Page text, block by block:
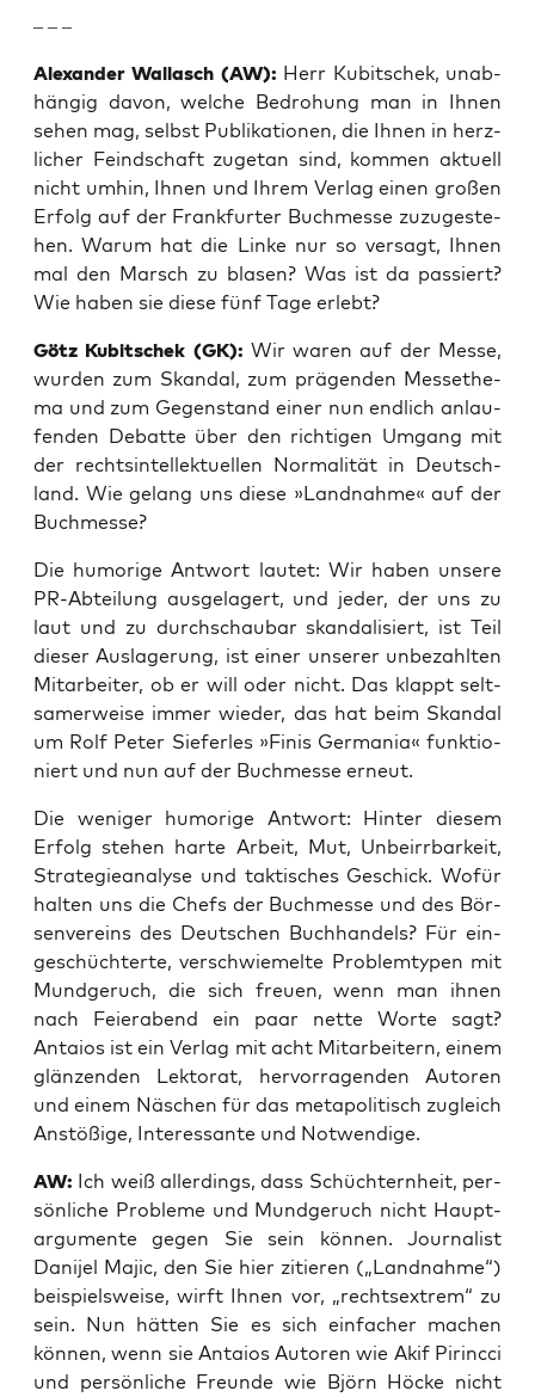
– – –
Alex­an­der Wal­l­asch (AW): Herr Kubit­schek, unab­
hän­gig davon, wel­che Bedro­hung man in Ihnen
sehen mag, selbst Publi­ka­tio­nen, die Ihnen in herz­
li­cher Feind­schaft zuge­tan sind, kom­men aktu­ell
nicht umhin, Ihnen und Ihrem Ver­lag einen gro­ßen
Erfolg auf der Frank­fur­ter Buch­mes­se zuzu­ge­ste­
hen. War­um hat die Lin­ke nur so ver­sagt, Ihnen
mal den Marsch zu bla­sen? Was ist da pas­siert?
Wie haben sie die­se fünf Tage erlebt?
Götz Kubit­schek (GK): Wir waren auf der Mes­se,
wur­den zum Skan­dal, zum prä­gen­den Mes­se­the­
ma und zum Gegen­stand einer nun end­lich anlau­
fen­den Debat­te über den rich­ti­gen Umgang mit
der rechts­in­tel­lek­tu­el­len Nor­ma­li­tät in Deutsch­
land. Wie gelang uns die­se »Land­nah­me« auf der
Buchmesse?
Die humo­ri­ge Ant­wort lau­tet: Wir haben unse­re
PR-Abtei­lung aus­ge­la­gert, und jeder, der uns zu
laut und zu durch­schau­bar skan­da­li­siert, ist Teil
die­ser Aus­la­ge­rung, ist einer unse­rer unbe­zahl­ten
Mit­ar­bei­ter, ob er will oder nicht. Das klappt selt­
sa­mer­wei­se immer wie­der, das hat beim Skan­dal
um Rolf Peter Sie­fer­les »Finis Ger­ma­nia« funk­tio­
niert und nun auf der Buch­mes­se erneut.
Die weni­ger humo­ri­ge Ant­wort: Hin­ter die­sem
Erfolg ste­hen har­te Arbeit, Mut, Unbe­irr­bar­keit,
Stra­te­gie­ana­ly­se und tak­ti­sches Geschick. Wofür
hal­ten uns die Chefs der Buch­mes­se und des Bör­
sen­ver­eins des Deut­schen Buch­han­dels? Für ein­
ge­schüch­ter­te, ver­schwie­mel­te Pro­blem­ty­pen mit
Mund­ge­ruch, die sich freu­en, wenn man ihnen
nach Fei­er­abend ein paar net­te Wor­te sagt?
Antai­os ist ein Ver­lag mit acht Mit­ar­bei­tern, einem
glän­zen­den Lek­to­rat, her­vor­ra­gen­den Autoren
und einem Näs­chen für das meta­po­li­tisch zugleich
Anstö­ßi­ge, Inter­es­san­te und Notwendige.
AW: Ich weiß aller­dings, dass Schüch­tern­heit, per­
sön­li­che Pro­ble­me und Mund­ge­ruch nicht Haupt­
ar­gu­men­te gegen Sie sein kön­nen. Jour­na­list
Dani­jel Majic, den Sie hier zitie­ren („Land­nah­me“)
bei­spiels­wei­se, wirft Ihnen vor, „rechts­extrem“ zu
sein. Nun hät­ten Sie es sich ein­fa­cher machen
kön­nen, wenn sie Antai­os Autoren wie Akif Pirincci
und per­sön­li­che Freun­de wie Björn Höcke nicht